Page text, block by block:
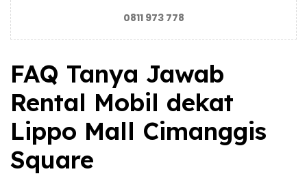
0811 973 778
FAQ Tanya Jawab
Rental Mobil dekat
Lippo Mall Cimanggis
Square